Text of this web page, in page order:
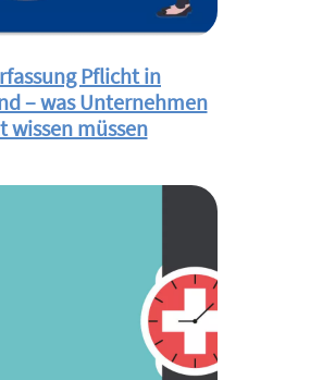
Pflicht in
– was Unternehmen
wissen müssen